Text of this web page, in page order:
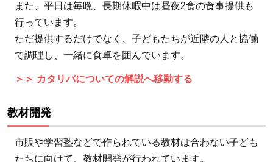
5.2
ボラ
ィア
活動
加す
る
5.2.1
また、平日は毎晩、長期休暇中は昼夜2食の食事提供も
行っています。
ただ提供するだけでなく、子どもたちが近隣の人と協働
で調理し、一緒に食卓を囲んでいます。
＞＞ カタリバについての解説へ移動する
教材開発
市販や学習塾などで作られている教材は合わない子ども
たちに向けて、教材開発が行われています。